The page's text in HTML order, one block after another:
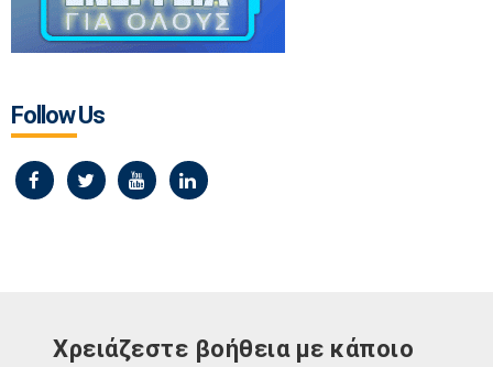
Follow Us
Χρειάζεστε βοήθεια με κάποιο